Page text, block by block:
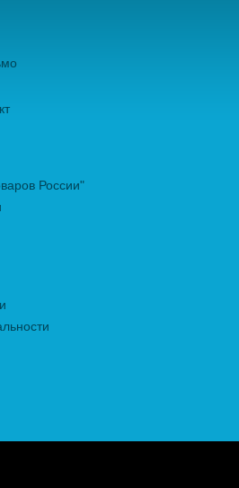
России"